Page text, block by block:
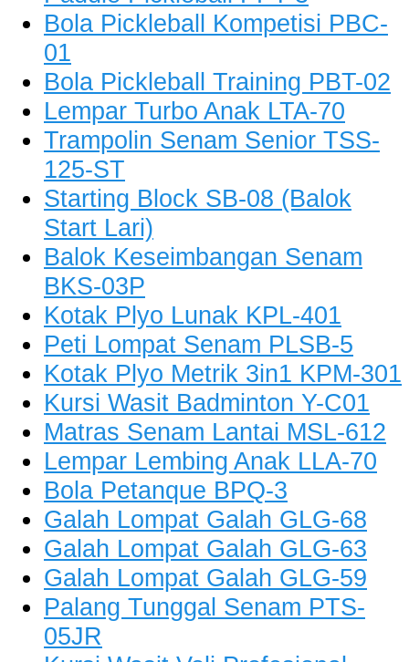
Bola Pickleball Kompetisi PBC-
01
Bola Pickleball Training PBT-02
Lempar Turbo Anak LTA-70
Trampolin Senam Senior TSS-
125-ST
Starting Block SB-08 (Balok
Start Lari)
Balok Keseimbangan Senam
BKS-03P
Kotak Plyo Lunak KPL-401
Peti Lompat Senam PLSB-5
Kotak Plyo Metrik 3in1 KPM-301
Kursi Wasit Badminton Y-C01
Matras Senam Lantai MSL-612
Lempar Lembing Anak LLA-70
Bola Petanque BPQ-3
Galah Lompat Galah GLG-68
Galah Lompat Galah GLG-63
Galah Lompat Galah GLG-59
Palang Tunggal Senam PTS-
05JR